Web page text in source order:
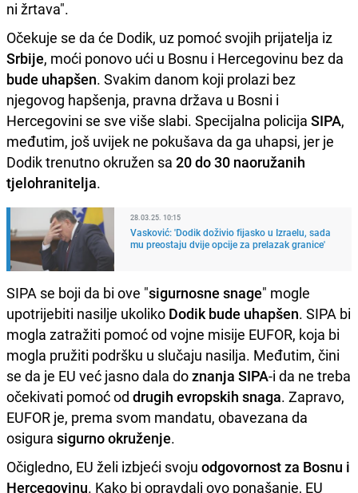
ni žrtava".
Očekuje se da će Dodik, uz pomoć svojih prijatelja iz
Srbije, moći ponovo ući u Bosnu i Hercegovinu bez da
bude uhapšen. Svakim danom koji prolazi bez
njegovog hapšenja, pravna država u Bosni i
Hercegovini se sve više slabi. Specijalna policija SIPA,
međutim, još uvijek ne pokušava da ga uhapsi, jer je
Dodik trenutno okružen sa 20 do 30 naoružanih
tjelohranitelja.
28.03.25. 10:15
Vasković: 'Dodik doživio fijasko u Izraelu, sada
mu preostaju dvije opcije za prelazak granice'
SIPA se boji da bi ove "sigurnosne snage" mogle
upotrijebiti nasilje ukoliko Dodik bude uhapšen. SIPA bi
mogla zatražiti pomoć od vojne misije EUFOR, koja bi
mogla pružiti podršku u slučaju nasilja. Međutim, čini
se da je EU već jasno dala doznanja SIPA-i da ne treba
očekivati pomoć od drugih evropskih snaga. Zapravo,
EUFOR je, prema svom mandatu, obavezana da
osigura sigurno okruženje.
Očigledno, EU želi izbjeći svoju odgovornost za Bosnu i
Hercegovinu. Kako bi opravdali ovo ponašanje, EU